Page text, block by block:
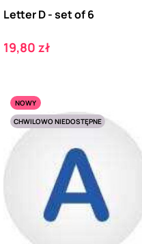
Letter D - set of 6
Cena
19,80 zł
NOWY
CHWILOWO NIEDOSTĘPNE